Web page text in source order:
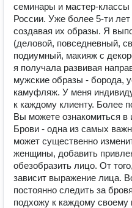
семинары и мастер-
России. Уже более 5-ти
создавая их образы. Я
(деловой, повседневный,
подиумный, макияж с
я получала развивая
мужские образы - борода,
камуфляж. У меня
к каждому клиенту. Более
Вы можете ознакомиться в
Брови - одна из самых
может существенно
женщины, добавить
обезобразить лицо. От
зависит выражение лица.
постоянно следить за
подхожу к каждому